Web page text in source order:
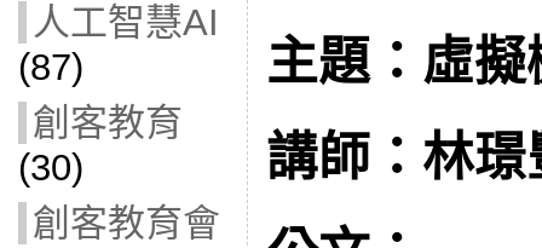
人工智慧AI
(87)
創客教育
(30)
創客教育會
主題：虛
講師：林璟